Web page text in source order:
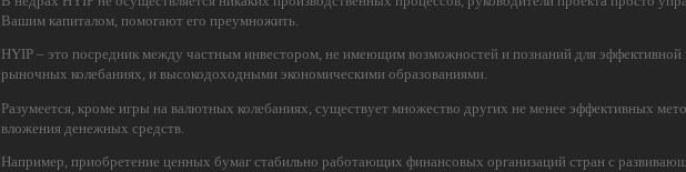
Вашим капиталом, помогают его преумножить.
HYIP – это посредник между частным инвестором, не имеющим возможностей и познаний для эффективной
рыночных колебаниях, и высокодоходными экономическими образованиями.
Разумеется, кроме игры на валютных колебаниях, существует множество других не менее эффективных
вложения денежных средств.
Например, приобретение ценных бумаг стабильно работающих финансовых организаций стран с